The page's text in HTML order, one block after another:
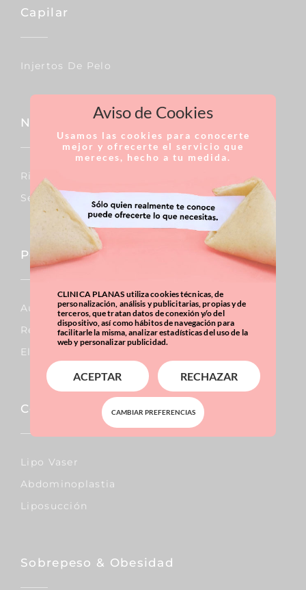
Capilar
Injertos De Pelo
Nariz
Rinoplastia
Septoplastia
Pecho
Aumento De Pecho
Reducción De Pecho
Elevación De Pecho
Corporal
Lipo Vaser
Abdominoplastia
Liposucción
Sobrepeso & Obesidad
Aviso de Cookies
Usamos las cookies para conocerte
mejor y ofrecerte el servicio que
mereces, hecho a tu medida.
CLINICA PLANAS utiliza cookies técnicas, de
personalización, análisis y publicitarias, propias y de
terceros, que tratan datos de conexión y/o del
dispositivo, así como hábitos de navegación para
facilitarle la misma, analizar estadísticas del uso de la
web y personalizar publicidad.
ACEPTAR RECHAZAR
CAMBIAR PREFERENCIAS